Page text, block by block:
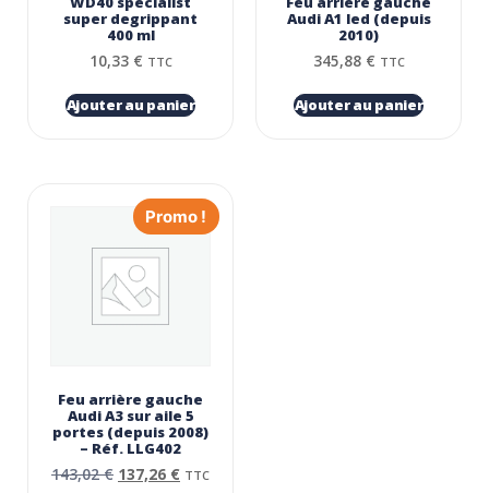
super degrippant
400 ml
10,33 € TTC
Ajouter au panier
Audi A1 led (depuis
2010)
345,88 € TTC
Ajouter au panier
Promo !
Feu arrière gauche
Audi A3 sur aile 5
portes (depuis 2008)
– Réf. LLG402
143,02€ 137,26 € TTC